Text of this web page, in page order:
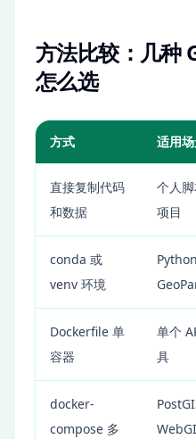
方法比较：几种
怎么选
方式 适用
直接复制代码
和数据
个人
项目
conda 或
venv 环境
Dockerfile 单
容器
单个
具
docker-
compose 多